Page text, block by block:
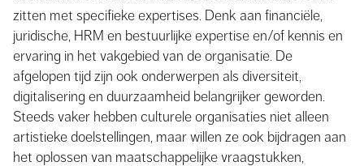
zitten met specifieke expertises. Denk aan financiële,
juridische, HRM en bestuurlijke expertise en/of kennis en
ervaring in het vakgebied van de organisatie. De
afgelopen tijd zijn ook onderwerpen als diversiteit,
digitalisering en duurzaamheid belangrijker geworden.
Steeds vaker hebben culturele organisaties niet alleen
artistieke doelstellingen, maar willen ze ook bijdragen aan
het oplossen van maatschappelijke vraagstukken,